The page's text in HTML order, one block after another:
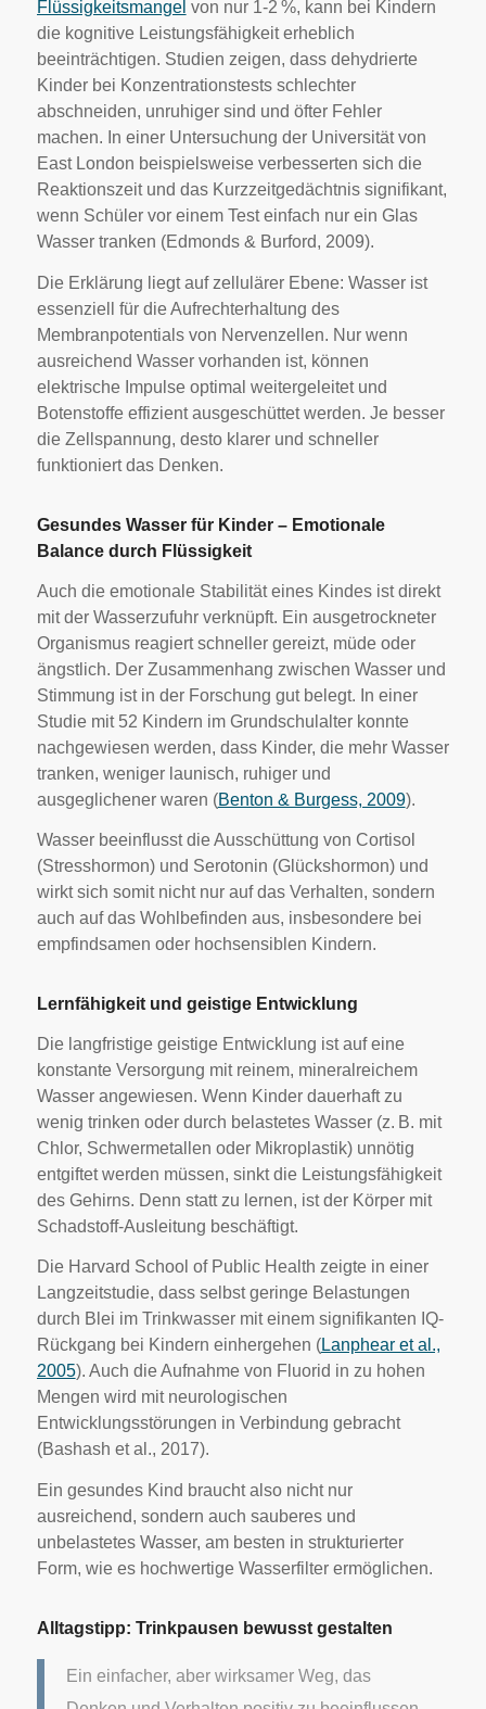
Flüssigkeitsmangel von nur 1-2 %, kann bei Kindern
die kognitive Leistungsfähigkeit erheblich
beeinträchtigen. Studien zeigen, dass dehydrierte
Kinder bei Konzentrationstests schlechter
abschneiden, unruhiger sind und öfter Fehler
machen. In einer Untersuchung der Universität von
East London beispielsweise verbesserten sich die
Reaktionszeit und das Kurzzeitgedächtnis signifikant,
wenn Schüler vor einem Test einfach nur ein Glas
Wasser tranken (Edmonds & Burford, 2009).
Die Erklärung liegt auf zellulärer Ebene: Wasser ist
essenziell für die Aufrechterhaltung des
Membranpotentials von Nervenzellen. Nur wenn
ausreichend Wasser vorhanden ist, können
elektrische Impulse optimal weitergeleitet und
Botenstoffe effizient ausgeschüttet werden. Je besser
die Zellspannung, desto klarer und schneller
funktioniert das Denken.
Gesundes Wasser für Kinder – Emotionale
Balance durch Flüssigkeit
Auch die emotionale Stabilität eines Kindes ist direkt
mit der Wasserzufuhr verknüpft. Ein ausgetrockneter
Organismus reagiert schneller gereizt, müde oder
ängstlich. Der Zusammenhang zwischen Wasser und
Stimmung ist in der Forschung gut belegt. In einer
Studie mit 52 Kindern im Grundschulalter konnte
nachgewiesen werden, dass Kinder, die mehr Wasser
tranken, weniger launisch, ruhiger und
ausgeglichener waren (Benton & Burgess, 2009).
Wasser beeinflusst die Ausschüttung von Cortisol
(Stresshormon) und Serotonin (Glückshormon) und
wirkt sich somit nicht nur auf das Verhalten, sondern
auch auf das Wohlbefinden aus, insbesondere bei
empfindsamen oder hochsensiblen Kindern.
Lernfähigkeit und geistige Entwicklung
Die langfristige geistige Entwicklung ist auf eine
konstante Versorgung mit reinem, mineralreichem
Wasser angewiesen. Wenn Kinder dauerhaft zu
wenig trinken oder durch belastetes Wasser (z. B. mit
Chlor, Schwermetallen oder Mikroplastik) unnötig
entgiftet werden müssen, sinkt die Leistungsfähigkeit
des Gehirns. Denn statt zu lernen, ist der Körper mit
Schadstoff-Ausleitung beschäftigt.
Die Harvard School of Public Health zeigte in einer
Langzeitstudie, dass selbst geringe Belastungen
durch Blei im Trinkwasser mit einem signifikanten IQ-
Rückgang bei Kindern einhergehen (Lanphear et al.,
2005). Auch die Aufnahme von Fluorid in zu hohen
Mengen wird mit neurologischen
Entwicklungsstörungen in Verbindung gebracht
(Bashash et al., 2017).
Ein gesundes Kind braucht also nicht nur
ausreichend, sondern auch sauberes und
unbelastetes Wasser, am besten in strukturierter
Form, wie es hochwertige Wasserfilter ermöglichen.
Alltagstipp: Trinkpausen bewusst gestalten
Ein einfacher, aber wirksamer Weg, das